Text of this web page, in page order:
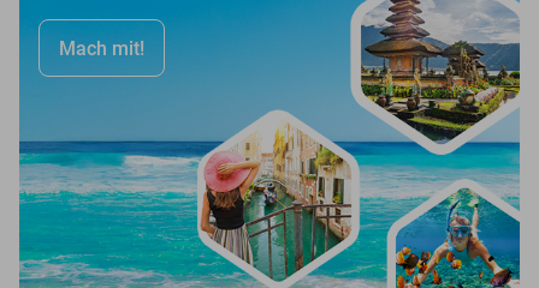
Mach mit!